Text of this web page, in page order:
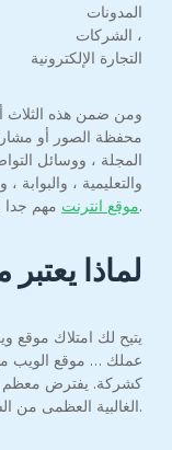
المدونات
الشركات ،
التجارة الإلكترونية
ومن ضمن هذه الثلاث
محفظة الصور أو
المجلة ، ووسائل
والتعليمية ، والبوابة
موقع انترنتمهم جدا للغابة.
لماذا
يتيح لك امتلاك موقع
عملك … موقع الويب
كشركة. يفترض معظم
الغالبية العظمى من الشركات مواقع على شبكة الانترنت.